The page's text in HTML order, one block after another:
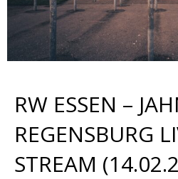
RW ESSEN –
REGENSBURG
STREAM